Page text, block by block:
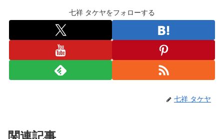
七祥 タケヤをフォローする
七祥 タケヤ
関連記事